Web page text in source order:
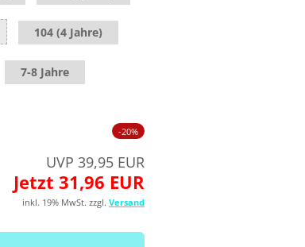
104 (4 Jahre)
7-8 Jahre
-20%
UVP 39,95 EUR
Jetzt 31,96 EUR
inkl. 19% MwSt. zzgl. Versand